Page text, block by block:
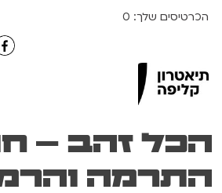
הכרטיסים שלך: 0
Clipa Theater
הכל זהב –
התרמה